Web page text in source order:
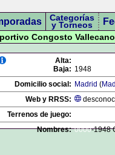
Categorías
y Torneos
Congosto Vallecano
Alta:
Baja: 1948
Domicilio social: Madrid (
Web y RRSS:
Terrenos de juego:
Nombres: 0000-1948